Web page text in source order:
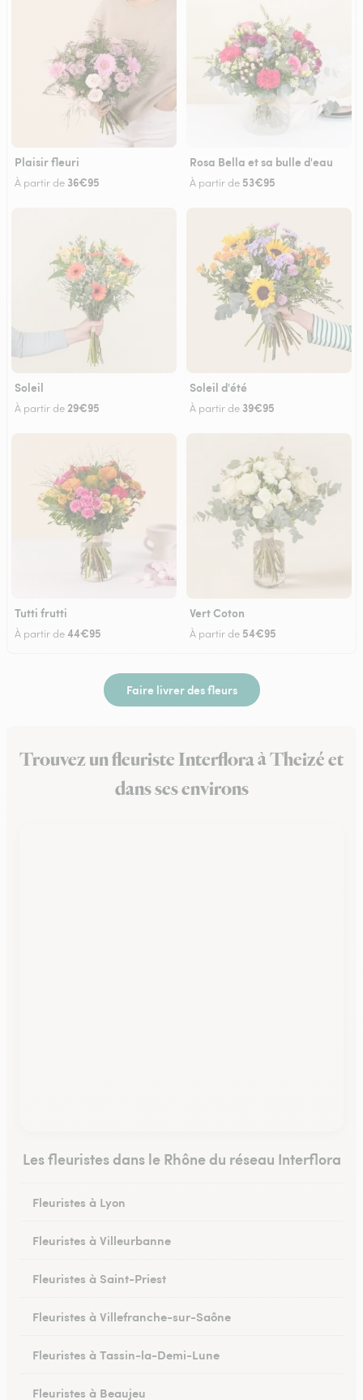
Plaisir fleuri
À partir de 36€95
Rosa Bella et sa bulle d'eau
À partir de 53€95
Soleil
À partir de29€95
Soleil d'été
À partir de 39€95
Tutti frutti
À partir de44€95
Vert Coton
À partir de 54€95
Faire livrer des fleurs
Trouvez un fleuriste Interflora à Theizé et
dans ses environs
Les fleuristes dans le Rhône du réseau Interflora
Fleuristes à Lyon
Fleuristes à Villeurbanne
Fleuristes à Saint-Priest
Fleuristes à Villefranche-sur-Saône
Fleuristes à Tassin-la-Demi-Lune
Fleuristes à Beaujeu